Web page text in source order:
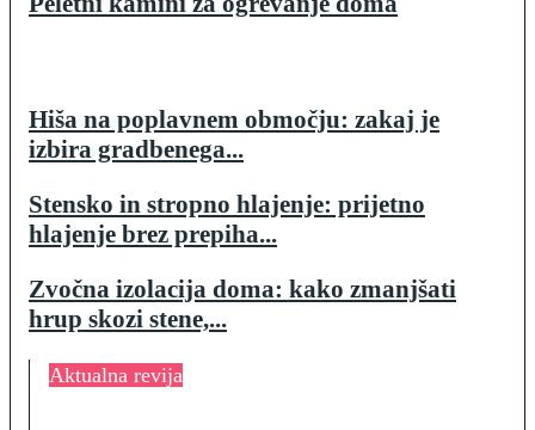
Hiša na poplavnem območju: zakaj je
izbira gradbenega...
Stensko in stropno hlajenje: prijetno
hlajenje brez prepiha...
Zvočna izolacija doma: kako zmanjšati
hrup skozi stene,...
Aktualna revija